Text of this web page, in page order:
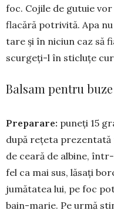
foc. Cojile de gu­tuie
flacără potrivită. Apa
tare și în niciun caz să
scurgeți-l în sticluțe
Balsam pentru buze
Preparare: puneți 15
după rețeta prezentată
de ceară de albine,
fel ca mai sus, lăsați
ju­mătatea lui, pe foc
bain-marie. Pe urmă